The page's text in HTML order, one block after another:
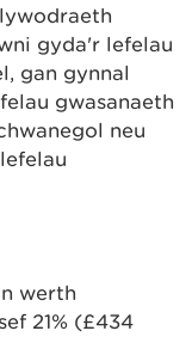
gyda'r lefelau
gan gynnal
gwasanaeth
neu
werth
21% (£434